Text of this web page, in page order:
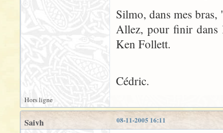
Silmo, dans mes
Allez, pour finir dans
Ken Follett.
Cédric.
Hors ligne
08-11-2005 16:11
Saivh